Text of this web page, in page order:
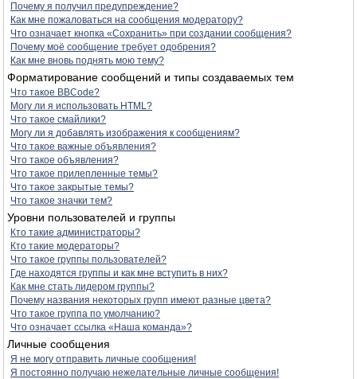
Почему я получил предупреждение?
Как мне пожаловаться на сообщения модератору?
Что означает кнопка «Сохранить» при создании сообщения?
Почему моё сообщение требует одобрения?
Как мне вновь поднять мою тему?
Форматирование сообщений и типы создаваемых тем
Что такое BBCode?
Могу ли я использовать HTML?
Что такое смайлики?
Могу ли я добавлять изображения к сообщениям?
Что такое важные объявления?
Что такое объявления?
Что такое прилепленные темы?
Что такое закрытые темы?
Что такое значки тем?
Уровни пользователей и группы
Кто такие администраторы?
Кто такие модераторы?
Что такое группы пользователей?
Где находятся группы и как мне вступить в них?
Как мне стать лидером группы?
Почему названия некоторых групп имеют разные цвета?
Что такое группа по умолчанию?
Что означает ссылка «Наша команда»?
Личные сообщения
Я не могу отправить личные сообщения!
Я постоянно получаю нежелательные личные сообщения!